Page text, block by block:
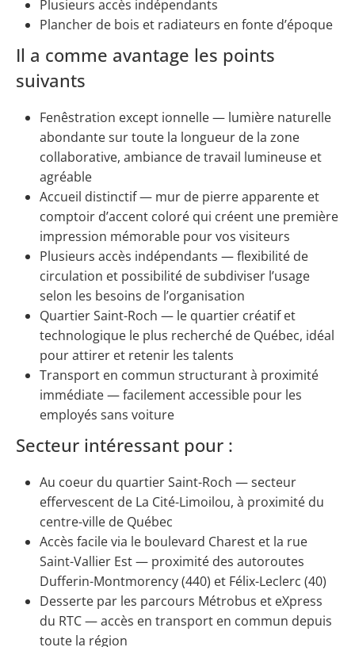
Plusieurs accès indépendants
Plancher de bois et radiateurs en fonte d’époque
Il a comme avantage les points
suivants
Fenêstration except ionnelle — lumière naturelle
abondante sur toute la longueur de la zone
collaborative, ambiance de travail lumineuse et
agréable
Accueil distinctif — mur de pierre apparente et
comptoir d’accent coloré qui créent une première
impression mémorable pour vos visiteurs
Plusieurs accès indépendants — flexibilité de
circulation et possibilité de subdiviser l’usage
selon les besoins de l’organisation
Quartier Saint-Roch — le quartier créatif et
technologique le plus recherché de Québec, idéal
pour attirer et retenir les talents
Transport en commun structurant à proximité
immédiate — facilement accessible pour les
employés sans voiture
Secteur intéressant pour :
Au coeur du quartier Saint-Roch — secteur
effervescent de La Cité-Limoilou, à proximité du
centre-ville de Québec
Accès facile via le boulevard Charest et la rue
Saint-Vallier Est — proximité des autoroutes
Dufferin-Montmorency (440) et Félix-Leclerc (40)
Desserte par les parcours Métrobus et eXpress
du RTC — accès en transport en commun depuis
toute la région